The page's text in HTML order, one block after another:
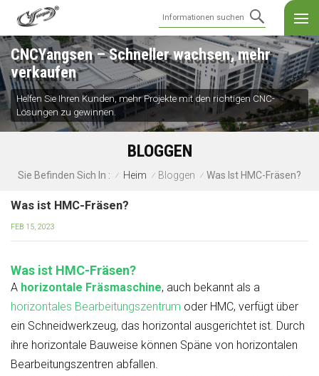
CNCYangsen – Schneller wachsen, mehr
verkaufen
Helfen Sie Ihren Kunden, mehr Projekte mit den richtigen CNC-
Lösungen zu gewinnen.
BLOGGEN
Sie Befinden Sich In : / Heim / Bloggen / Was Ist HMC-Fräsen?
Was ist HMC-Fräsen?
FEB 15, 2023
Was ist HMC-Fräsen?
A horizontale Fräsmaschine, auch bekannt als a
horizontales Bearbeitungszentrum oder HMC, verfügt über
ein Schneidwerkzeug, das horizontal ausgerichtet ist. Durch
ihre horizontale Bauweise können Späne von horizontalen
Bearbeitungszentren abfallen.